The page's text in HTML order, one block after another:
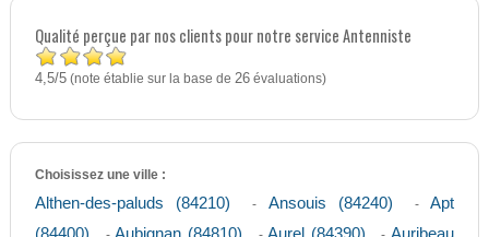
Qualité perçue par nos clients pour notre service Antenniste
4,5/5(note établie sur la base de 26évaluations)
Choisissez une ville :
Althen-des-paluds (84210) - Ansouis (84240) -Apt